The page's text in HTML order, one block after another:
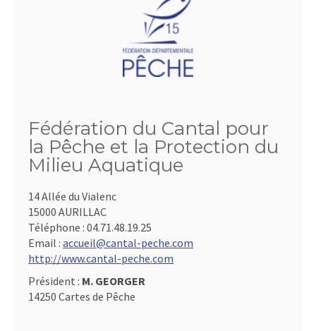
Fédération du Cantal pour
la Pêche et la Protection du
Milieu Aquatique
14 Allée du Vialenc
15000 AURILLAC
Téléphone : 04.71.48.19.25
Email : accueil@cantal-peche.com
http://www.cantal-peche.com
Président : M. GEORGER
14250 Cartes de Pêche